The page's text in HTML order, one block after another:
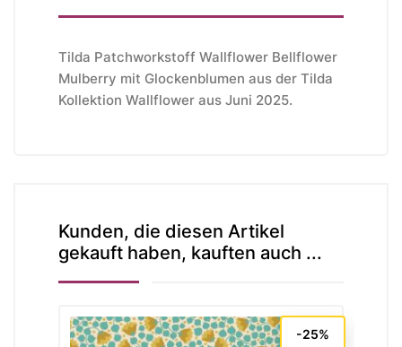
Tilda Patchworkstoff Wallflower Bellflower
Mulberry mit Glockenblumen aus der Tilda
Kollektion Wallflower aus Juni 2025.
Kunden, die diesen Artikel
gekauft haben, kauften auch ...
-25%